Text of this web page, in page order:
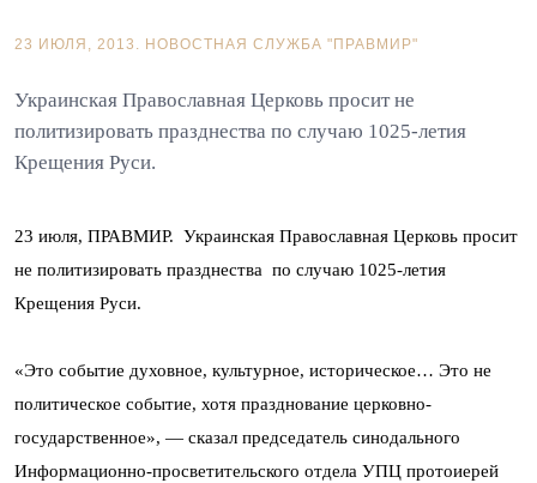
23 ИЮЛЯ, 2013. НОВОСТНАЯ СЛУЖБА "ПРАВМИР"
Украинская Православная Церковь просит не
политизировать празднества по случаю 1025-летия
Крещения Руси.
23 июля, ПРАВМИР. Украинская Православная Церковь просит
не политизировать празднества по случаю 1025-летия
Крещения Руси.
«Это событие духовное, культурное, историческое… Это не
политическое событие, хотя празднование церковно-
государственное», — сказал председатель синодального
Информационно-просветительского отдела УПЦ протоиерей